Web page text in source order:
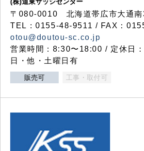
〒080-0010 北海道帯広市大通
TEL：0155-48-9511 / FAX：
otou@doutou-sc.co.jp
営業時間：8:30〜18:00 / 定休日
日・他・土曜日有
販売可 工事・取付可